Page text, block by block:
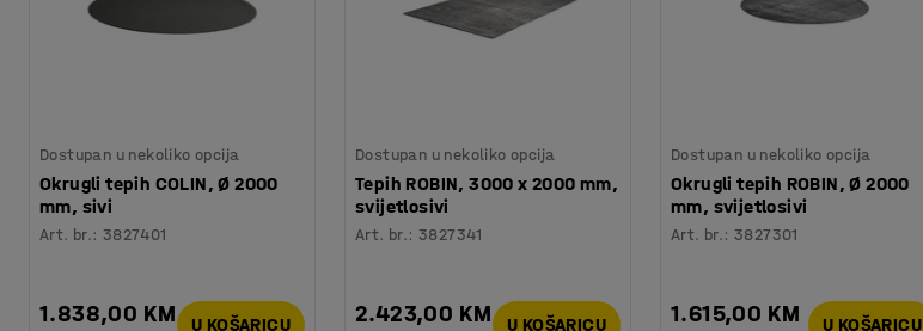
Dostupan u nekoliko opcija
Okrugli tepih COLIN, Ø 2000
mm, sivi
Art. br.:3827401
1.838,00 KM U KOŠARICU
Dostupan u nekoliko opcija
Tepih ROBIN, 3000 x 2000 mm,
svijetlosivi
Art. br.:3827341
2.423,00 KM U KOŠARICU
Dostupan u nekoliko opcija
Okrugli tepih ROBIN, Ø 2000
mm, svijetlosivi
Art. br.:3827301
1.615,00 KM U KOŠARICU